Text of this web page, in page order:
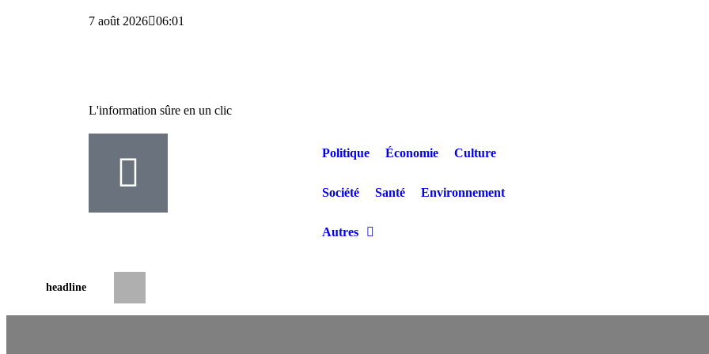
7 août 2026 06:01
L'information sûre en un clic
Politique Économie Culture
Société Santé Environnement
Autres
headline